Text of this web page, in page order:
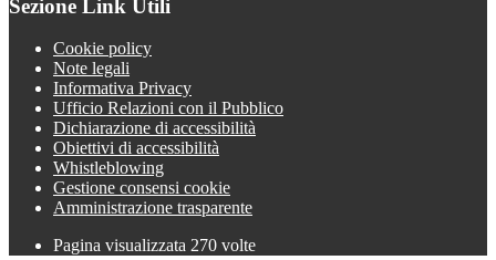
Sezione Link Utili
Cookie policy
Note legali
Informativa Privacy
Ufficio Relazioni con il Pubblico
Dichiarazione di accessibilità
Obiettivi di accessibilità
Whistleblowing
Gestione consensi cookie
Amministrazione trasparente
Pagina visualizzata 270 volte